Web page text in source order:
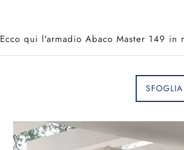
Ecco qui l'armadio Abaco Master 149